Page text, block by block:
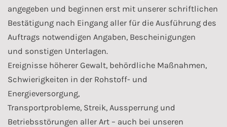
angegeben und beginnen erst mit unserer schriftlichen
Bestätigung nach Eingang aller für die Ausführung des
Auftrags notwendigen Angaben, Bescheinigungen
und sonstigen Unterlagen.
Ereignisse höherer Gewalt, behördliche Maßnahmen,
Schwierigkeiten in der Rohstoff- und
Energieversorgung,
Transportprobleme, Streik, Aussperrung und
Betriebsstörungen aller Art – auch bei unseren